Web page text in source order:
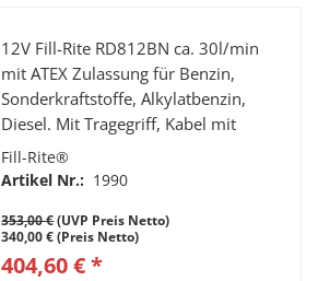
12V Fill-Rite RD812BN ca. 30l/min
mit ATEX Zulassung für Benzin,
Sonderkraftstoffe, Alkylatbenzin,
Diesel. Mit Tragegriff, Kabel mit
Batterieklemmen
Fill-Rite®
Artikel Nr.: 1990
353,00 €(UVP Preis Netto)
340,00 € (Preis Netto)
404,60 € *